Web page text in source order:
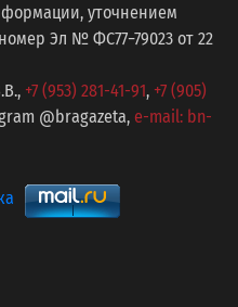
уточнением
Эл № ФС77−79023 от 22
+7 (953) 281-41-91, +7 (905)
@bragazeta, e-mail: bn-